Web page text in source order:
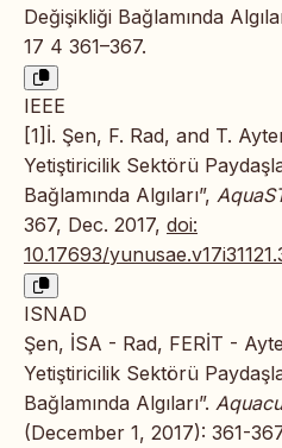
Değişikliği Bağlamında
17 4 361–367.
IEEE
[1]İ. Şen, F. Rad, and T.
Yetiştiricilik Sektörü
Bağlamında Algıları”,
367, Dec. 2017, doi:
10.17693/
ISNAD
Şen, İSA - Rad, FERİT -
Yetiştiricilik Sektörü
Bağlamında Algıları”.
(December 1, 2017): 361-